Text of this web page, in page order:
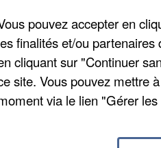
Yvelines ne sont si
la moyenne nationale
le territoire
pouvez accepter en
finalités et/ou
cliquant sur "Continuer
site. Vous pouvez mettre
via le lien "Gérer